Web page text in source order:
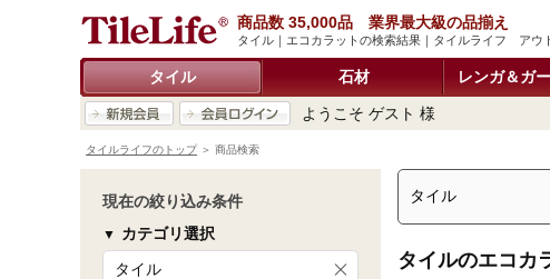
タイル｜エコカラットの検索結果｜タイルライフ アウ
商品数 35,000品 業界最大級の品揃え
タイル 石材 レンガ＆ガ
ようこそ ゲスト 様
タイルライフのトップ＞ 商品検索
現在の絞り込み条件
カテゴリ選択
タイル
タイルのエコカ